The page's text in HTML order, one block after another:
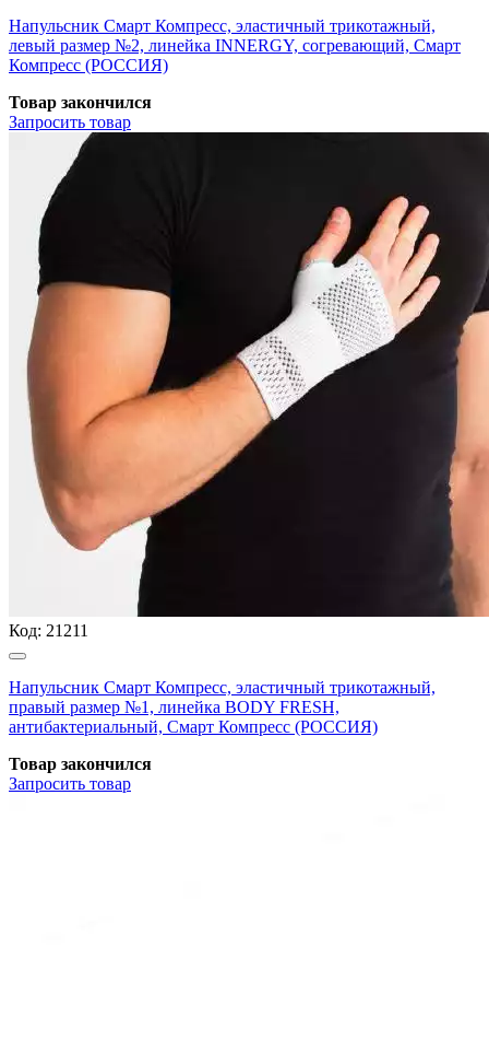
Напульсник Смарт Компресс, эластичный трикотажный,
левый размер №2, линейка INNERGY, согревающий, Смарт
Компресс (РОССИЯ)
Товар закончился
Запросить товар
Код: 21211
Напульсник Смарт Компресс, эластичный трикотажный,
правый размер №1, линейка BODY FRESH,
антибактериальный, Смарт Компресс (РОССИЯ)
Товар закончился
Запросить товар